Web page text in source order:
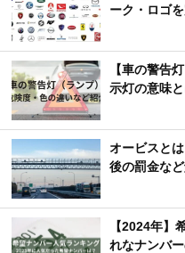
ーク・ロゴ
【車の警告
示灯の意味と
オービスと
後の罰金な
【2024年】
れなナンバ